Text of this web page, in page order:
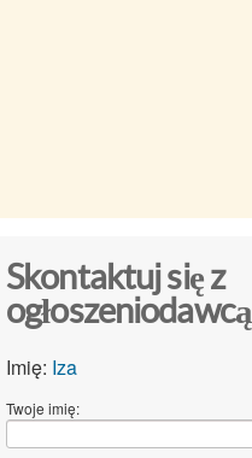
Skontaktuj się z
ogłoszeniodawcą
Imię: Iza
Twoje imię: